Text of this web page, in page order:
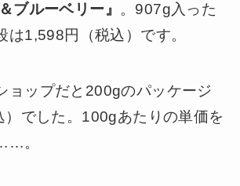
ブルーベリー』 。907g入った
は1,598円（税込）です。
ョップだと200gのパッケージ
）でした。100gあたりの単価を
。